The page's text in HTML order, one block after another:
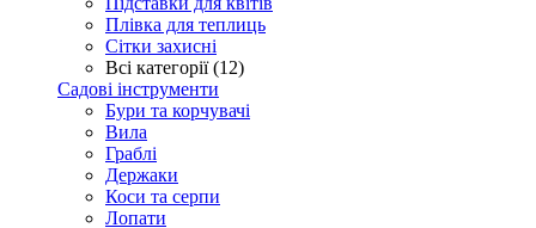
Плівка для теплиць
Сітки захисні
Всі категорії (12)
Садові інструменти
Бури та корчувачі
Вила
Граблі
Держаки
Коси та серпи
Лопати